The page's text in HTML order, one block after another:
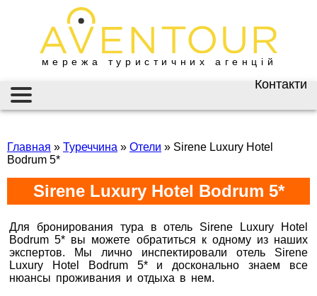
мережа туристичних агенцій
Контакти
Київ
Васильківська 34
+38 (099) 180-32-43,
+38 (093) 180-32-43
0800 33 01 80
kyiv@aventour.ua
Пн. - Пт. 9:00 - 18:00
Сб 10:00 - 15:00
AVENTOUR / АВЕНТУР
ІНФОРМАЦІЯ
ВІЗИ
НАЙКРАЩІ ПРОПОЗИЦІЇ
ВАКАНСІЇ
Главная » Туреччина » Отели » Sirene Luxury Hotel
Bodrum 5*
Sirene Luxury Hotel Bodrum 5*
Для бронирования тура в отель Sirene Luxury Hotel
Bodrum 5* вы можете обратиться к одному из наших
экспертов. Мы лично инспектировали отель Sirene
Luxury Hotel Bodrum 5*и досконально знаем все
нюансы проживания и отдыха в нем.